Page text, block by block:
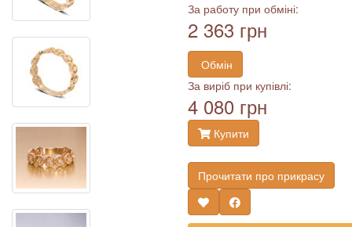
За работу при обміні:
2 363 грн
Обмін
За виріб при купівлі:
4 080 грн
Купити
Прочитати про прикрасу